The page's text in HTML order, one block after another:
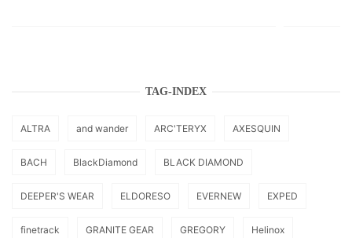
TAG-INDEX
ALTRA and wander ARC'TERYX AXESQUIN
BACH BlackDiamond BLACK DIAMOND
DEEPER'S WEAR ELDORESO EVERNEW EXPED
finetrack GRANITE GEAR GREGORY Helinox